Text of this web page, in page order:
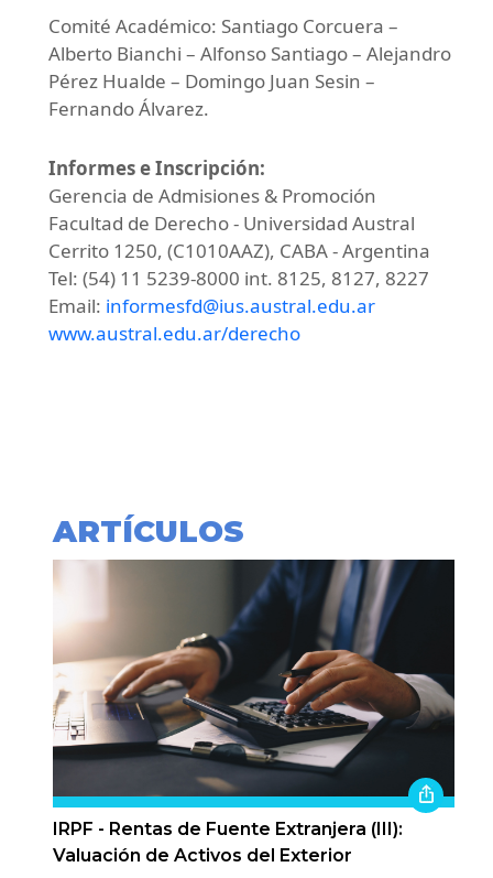
Comité Académico: Santiago Corcuera –
Alberto Bianchi – Alfonso Santiago – Alejandro
Pérez Hualde – Domingo Juan Sesin –
Fernando Álvarez.
Informes e Inscripción:
Gerencia de Admisiones & Promoción
Facultad de Derecho - Universidad Austral
Cerrito 1250, (C1010AAZ), CABA - Argentina
Tel: (54) 11 5239-8000 int. 8125, 8127, 8227
Email: informesfd@ius.austral.edu.ar
www.austral.edu.ar/derecho
ARTÍCULOS
IRPF - Rentas de Fuente Extranjera (III):
Valuación de Activos del Exterior